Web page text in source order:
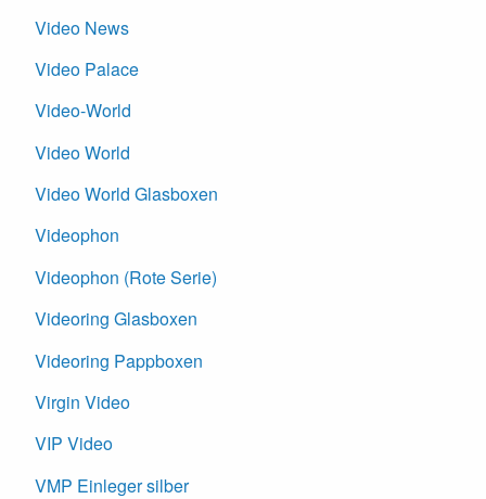
Video News
Video Palace
Video-World
Video World
Video World Glasboxen
Videophon
Videophon (Rote Serie)
Videoring Glasboxen
Videoring Pappboxen
Virgin Video
VIP Video
VMP Einleger silber